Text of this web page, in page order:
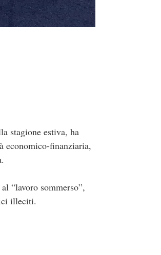
stagione estiva, ha
economico-finanziaria,
“lavoro sommerso”,
illeciti.